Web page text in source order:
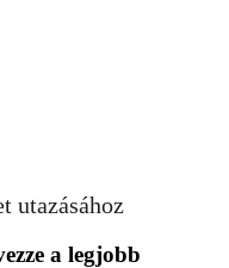
utazásához
a legjobb